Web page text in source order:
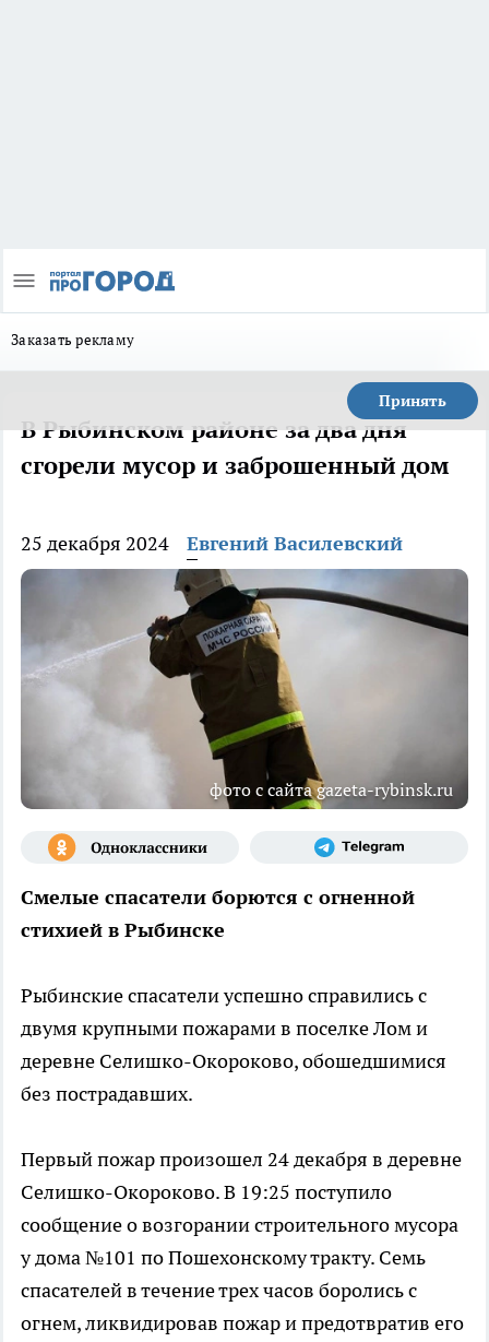
Заказать рекламу
Принять
В Рыбинском районе за два дня
сгорели мусор и заброшенный дом
25 декабря 2024 Евгений Василевский
фото с сайта gazeta-rybinsk.ru
Смелые спасатели борются с огненной
стихией в Рыбинске
Рыбинские спасатели успешно справились с
двумя крупными пожарами в поселке Лом и
деревне Селишко-Окороково, обошедшимися
без пострадавших.
Первый пожар произошел 24 декабря в деревне
Селишко-Окороково. В 19:25 поступило
сообщение о возгорании строительного мусора
у дома №101 по Пошехонскому тракту. Семь
спасателей в течение трех часов боролись с
огнем, ликвидировав пожар и предотвратив его